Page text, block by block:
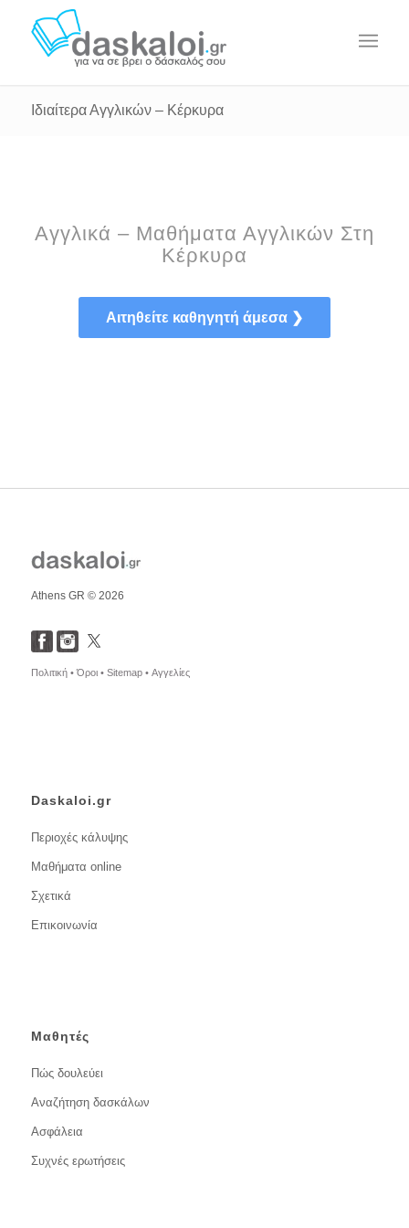
Ιδιαίτερα Αγγλικών – Κέρκυρα
Αγγλικά – Μαθήματα Αγγλικών Στη
Κέρκυρα
Αιτηθείτε καθηγητή άμεσα ❯
Athens GR © 2026
Πολιτική •Όροι • Sitemap • Αγγελίες
Daskaloi.gr
Περιοχές κάλυψης
Μαθήματα online
Σχετικά
Επικοινωνία
Μαθητές
Πώς δουλεύει
Αναζήτηση δασκάλων
Ασφάλεια
Συχνές ερωτήσεις